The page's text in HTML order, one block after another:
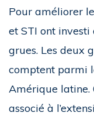
Pour améliorer
et STI ont investi
grues. Les deux
comptent parmi
Amérique latine.
associé à